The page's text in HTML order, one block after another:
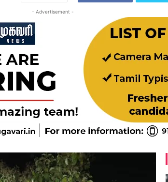
- Advertisement -